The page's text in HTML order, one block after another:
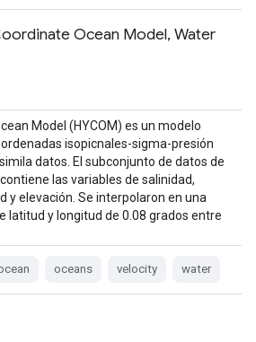
Ocean Model, Water
Model (HYCOM) es un modelo
isopicnales-sigma-presión
datos. El subconjunto de datos de
las variables de salinidad,
y elevación. Se interpolaron en una
latitud y longitud de 0.08 grados entre
oceans velocity water